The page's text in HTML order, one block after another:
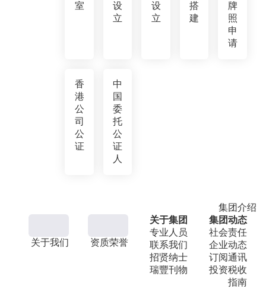
室
设
立
设
立
搭
建
牌
照
申
请
香
港
公
司
公
证
中
国
委
托
公
证
人
集团介绍
关于我们 资质荣誉
关于集团
专业人员
联系我们
招贤纳士
瑞豐刊物
集团动态
社会责任
企业动态
订阅通讯
投资税收
指南